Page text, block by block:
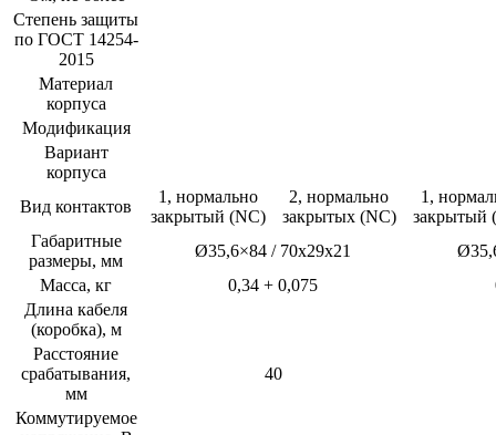
Степень защиты
по ГОСТ 14254-
2015
Материал
корпуса
Модификация
Вариант
корпуса
Вид контактов
1, нормально
закрытый (NC)
2, нормально
закрытых (NC)
1,
закрытый
Габаритные
размеры, мм
Ø35,6×84 / 70x29x21
Масса, кг
0,34 + 0,075
Длина кабеля
(коробка), м
Расстояние
срабатывания,
мм
40
Коммутируемое